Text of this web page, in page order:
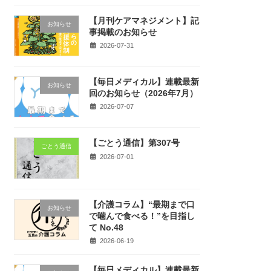
お知らせ
【月刊ケアマネジメント】記
事掲載のお知らせ
2026-07-31
お知らせ
【毎日メディカル】連載最新
回のお知らせ（2026年7月）
2026-07-07
ごとう通信 【ごとう通信】第307号
2026-07-01
お知らせ
【介護コラム】“最期まで口
で噛んで食べる！”を目指し
て No.48
2026-06-19